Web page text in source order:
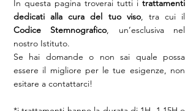
In questa pagina troverai tutti i trattamenti
dedicati alla cura del tuo viso, tra cui il
Codice Stemnografico, un’esclusiva nel
nostro Istituto.
Se hai domande o non sai quale possa
essere il migliore per le tue esigenze, non
esitare a contattarci!